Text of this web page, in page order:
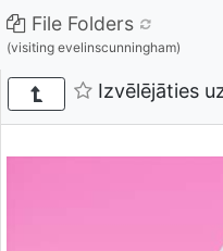
File Folders
(visiting evelinscunningham)
Izvēlējāties